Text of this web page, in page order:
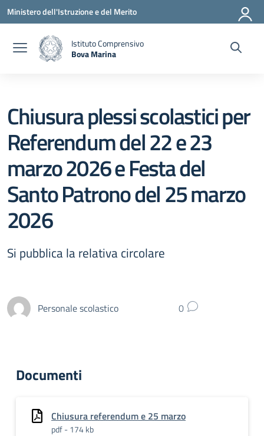
Vai ai contenuti
Vai al menu di navigazione
Vai al footer
Ministero dell'Istruzione e del Merito
Istituto Comprensivo
Bova Marina
Chiusura plessi scolastici per
Referendum del 22 e 23
marzo 2026 e Festa del
Santo Patrono del 25 marzo
2026
Si pubblica la relativa circolare
Personale scolastico 0
Documenti
Chiusura referendum e 25 marzo
pdf - 174 kb